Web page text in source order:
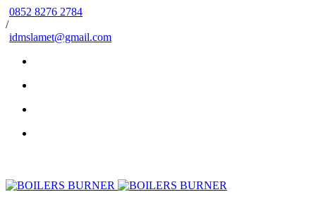
0852 8276 2784
/
idmslamet@gmail.com